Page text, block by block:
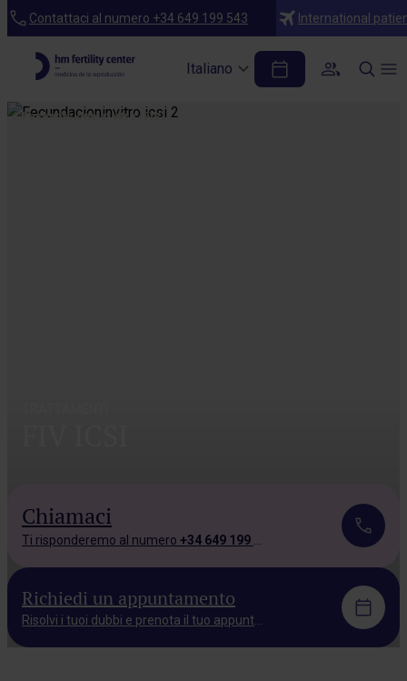
Contattaci al numero +34 649 199 543 International
Italiano
Fecondazione in vitro (FIV)
Chiamaci
Ti risponderemo al numero +34 649 199 543.
Richiedi un appuntamento